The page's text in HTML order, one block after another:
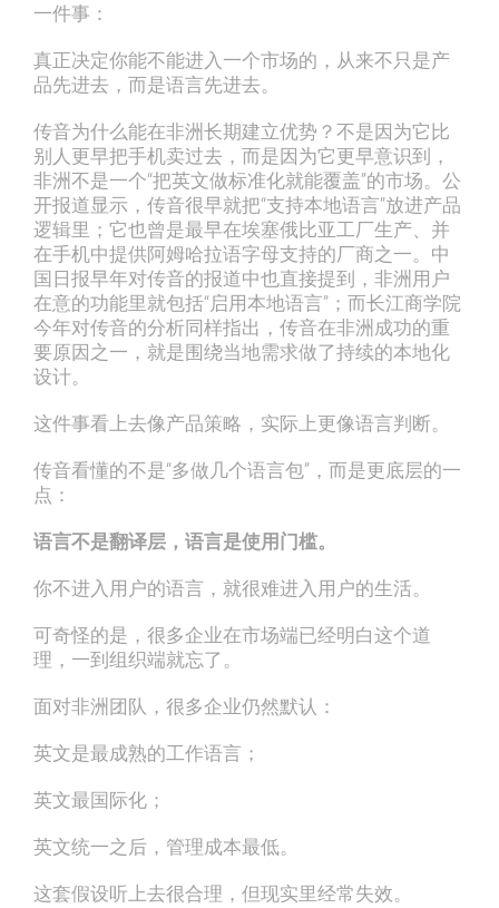
一件事：
真正决定你能不能进入一个市场的，从来不只是产
品先进去，而是语言先进去。
传音为什么能在非洲长期建立优势？不是因为它比
别人更早把手机卖过去，而是因为它更早意识到，
非洲不是一个“把英文做标准化就能覆盖”的市场。公
开报道显示，传音很早就把“支持本地语言”放进产品
逻辑里；它也曾是最早在埃塞俄比亚工厂生产、并
在手机中提供阿姆哈拉语字母支持的厂商之一。中
国日报早年对传音的报道中也直接提到，非洲用户
在意的功能里就包括“启用本地语言”；而长江商学院
今年对传音的分析同样指出，传音在非洲成功的重
要原因之一，就是围绕当地需求做了持续的本地化
设计。
这件事看上去像产品策略，实际上更像语言判断。
传音看懂的不是“多做几个语言包”，而是更底层的一
点：
语言不是翻译层，语言是使用门槛。
你不进入用户的语言，就很难进入用户的生活。
可奇怪的是，很多企业在市场端已经明白这个道
理，一到组织端就忘了。
面对非洲团队，很多企业仍然默认：
英文是最成熟的工作语言；
英文最国际化；
英文统一之后，管理成本最低。
这套假设听上去很合理，但现实里经常失效。